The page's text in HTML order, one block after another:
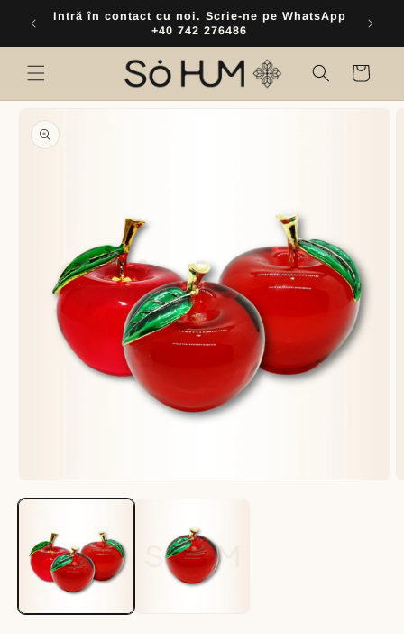
Skip to
content
Intră în contact cu noi. Scrie-ne pe WhatsApp
+40 742 276486
Cart
product
information
media
modal